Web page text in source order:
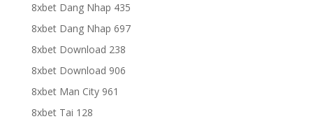
8xbet Dang Nhap 435
8xbet Dang Nhap 697
8xbet Download 238
8xbet Download 906
8xbet Man City 961
8xbet Tai 128